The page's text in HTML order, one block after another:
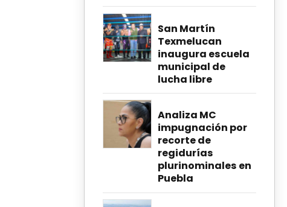
San Martín
Texmelucan
inaugura escuela
municipal de
lucha libre
Analiza MC
impugnación por
recorte de
regidurías
plurinominales en
Puebla